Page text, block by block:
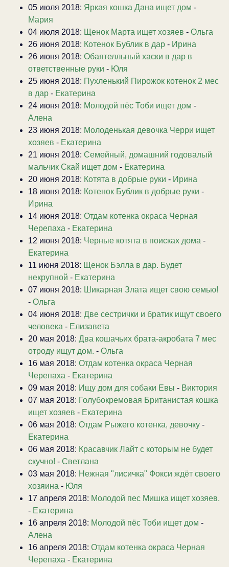
05 июля 2018: Яркая кошка Дана ищет дом -
Мария
04 июля 2018: Щенок Марта ищет хозяев - Ольга
26 июня 2018: Котенок Бублик в дар - Ирина
26 июня 2018: Обаятелльный хаски в дар в
ответственные руки - Юля
25 июня 2018: Пухленький Пирожок котенок 2 мес
в дар - Екатерина
24 июня 2018: Молодой пёс Тоби ищет дом -
Алена
23 июня 2018: Молоденькая девочка Черри ищет
хозяев - Екатерина
21 июня 2018: Семейный, домашний годовалый
мальчик Скай ищет дом - Екатерина
20 июня 2018: Котята в добрые руки - Ирина
18 июня 2018: Котенок Бублик в добрые руки -
Ирина
14 июня 2018: Отдам котенка окраса Черная
Черепаха - Екатерина
12 июня 2018: Черные котята в поисках дома -
Екатерина
11 июня 2018: Щенок Бэлла в дар. Будет
некрупной - Екатерина
07 июня 2018: Шикарная Злата ищет свою семью!
- Ольга
04 июня 2018: Две сестрички и братик ищут своего
человека - Елизавета
20 мая 2018: Два кошачьих брата-акробата 7 мес
отроду ищут дом. - Ольга
16 мая 2018: Отдам котенка окраса Черная
Черепаха - Екатерина
09 мая 2018: Ищу дом для собаки Евы - Виктория
07 мая 2018: Голубокремовая Британистая кошка
ищет хозяев - Екатерина
06 мая 2018: Отдам Рыжего котенка, девочку -
Екатерина
06 мая 2018: Красавчик Лайт с которым не будет
скучно! - Светлана
03 мая 2018: Нежная "лисичка" Фокси ждёт своего
хозяина - Юля
17 апреля 2018: Молодой пес Мишка ищет хозяев.
- Екатерина
16 апреля 2018: Молодой пёс Тоби ищет дом -
Алена
16 апреля 2018: Отдам котенка окраса Черная
Черепаха - Екатерина